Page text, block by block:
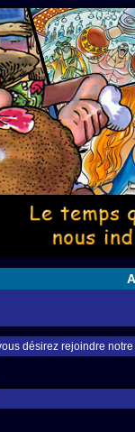
désirez rejoindre